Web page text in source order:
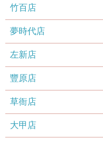
竹百店
夢時代店
左新店
豐原店
草衙店
大甲店